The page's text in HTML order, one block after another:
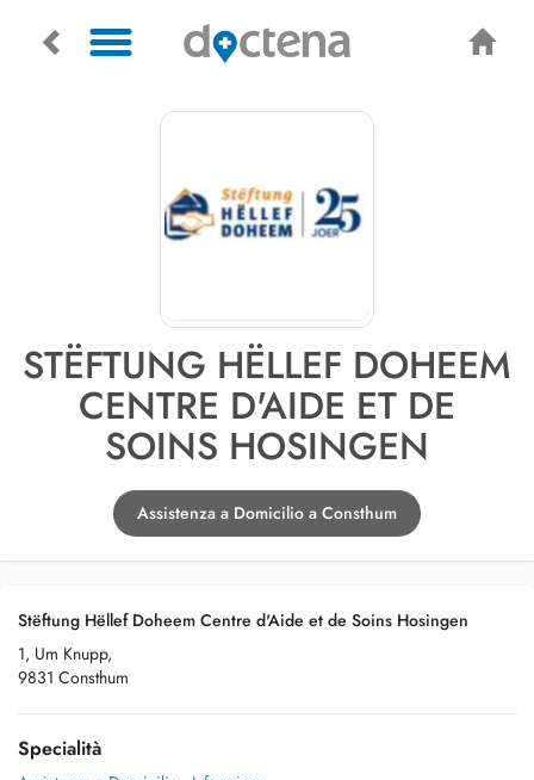
STËFTUNG HËLLEF DOHEEM
CENTRE D'AIDE ET DE
SOINS HOSINGEN
Assistenza a Domicilio a Consthum
Stëftung Hëllef Doheem Centre d'Aide et de Soins Hosingen
1, Um Knupp,
9831 Consthum
Specialità